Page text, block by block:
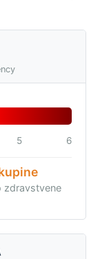
5 6
zdravstvene